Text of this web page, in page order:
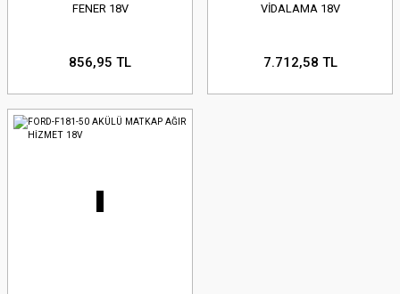
FENER 18V
856,95 TL
VİDALAMA 18V
7.712,58 TL